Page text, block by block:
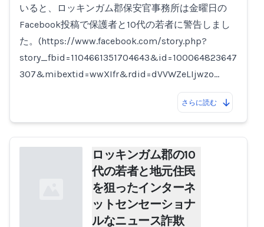
いると、ロッキンガム郡保安官事務所は金曜日の
Facebook投稿で保護者と10代の若者に警告しまし
た。(https://www.facebook.com/story.php?
story_fbid=1104661351704643&id=100064823647
307&mibextid=wwXIfr&rdid=dVVWZeLIjwzo…
さらに読む
ロッキンガム郡の10
代の若者と地元住民
を狙ったインターネ
ットセンセーショナ
ルなニュース詐欺